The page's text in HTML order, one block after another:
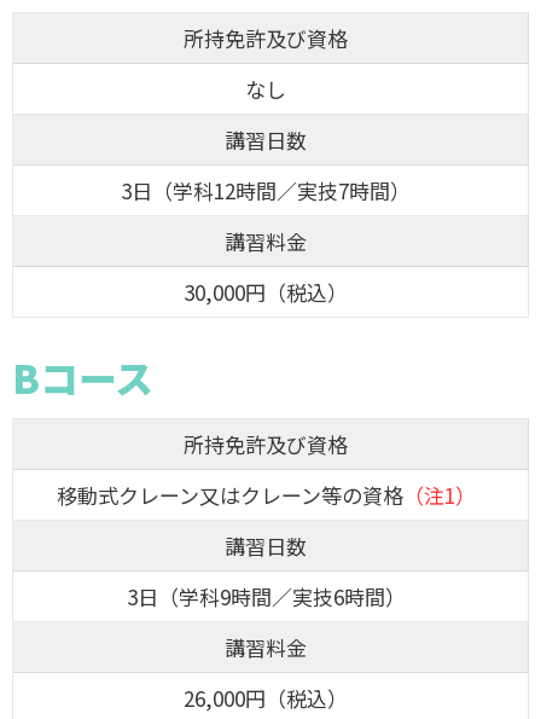
所持免許及び資格
なし
講習日数
3日（学科12時間／実技7時間）
講習料金
30,000円（税込）
Bコース
所持免許及び資格
移動式クレーン又はクレーン等の資格（注1）
講習日数
3日（学科9時間／実技6時間）
講習料金
26,000円（税込）